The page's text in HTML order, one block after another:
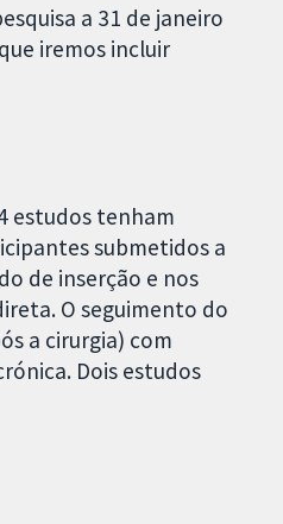
a 31 de janeiro
iremos incluir
estudos tenham
submetidos a
de inserção e nos
O seguimento do
a cirurgia) com
Dois estudos